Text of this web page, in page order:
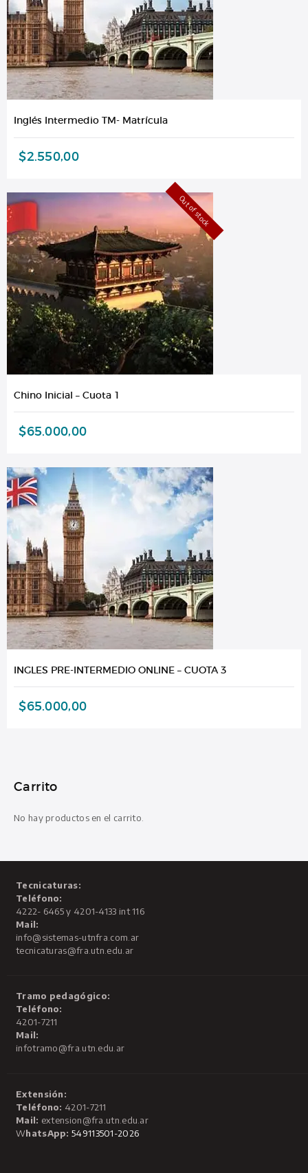
Inglés Intermedio TM- Matrícula
$2.550,00
Out of stock
Chino Inicial – Cuota 1
$65.000,00
INGLES PRE-INTERMEDIO ONLINE – CUOTA 3
$65.000,00
Carrito
No hay productos en el carrito.
Tecnicaturas:
Teléfono:
4222- 6465 y 4201-4133 int 116
Mail:
info@sistemas-utnfra.com.ar
tecnicaturas@fra.utn.edu.ar
Tramo pedagógico:
Teléfono:
4201-7211
Mail:
infotramo@fra.utn.edu.ar
Extensión:
Teléfono: 4201-7211
Mail: extension@fra.utn.edu.ar
WhatsApp: 549113501-2026